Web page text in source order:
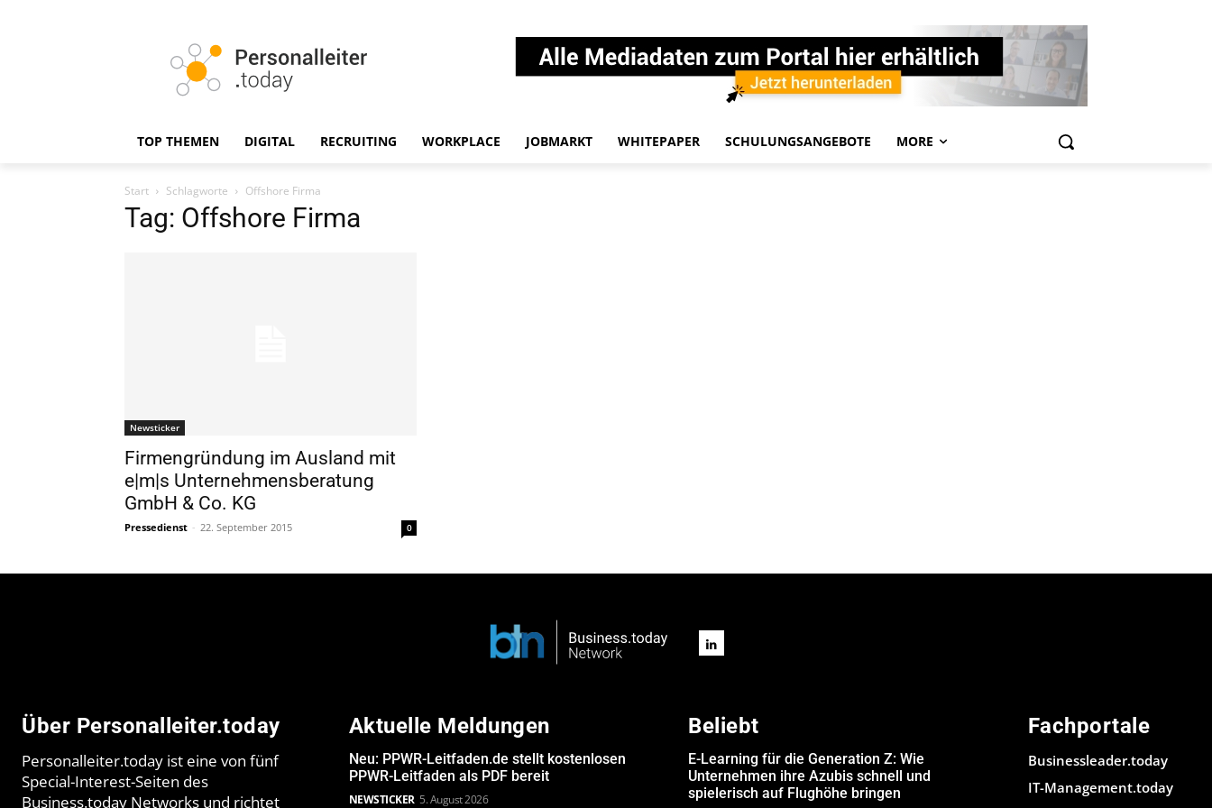
TOP THEMEN DIGITAL RECRUITING WORKPLACE JOBMARKT WHITEPAPER SCHULUNGSANGEBOTE MORE
Start Schlagworte Offshore Firma
Tag: Offshore Firma
Newsticker
Firmengründung im Ausland mit
e|m|s Unternehmensberatung
GmbH & Co. KG
Pressedienst - 22. September 2015 0
Über Personalleiter.today
Personalleiter.today ist eine von fünf
Special-Interest-Seiten des
Business.today Networks und richtet
Aktuelle Meldungen
Neu: PPWR-Leitfaden.de stellt kostenlosen
PPWR-Leitfaden als PDF bereit
NEWSTICKER 5. August 2026
Beliebt
E-Learning für die Generation Z: Wie
Unternehmen ihre Azubis schnell und
spielerisch auf Flughöhe bringen
Fachportale
Businessleader.today
IT-Management.today